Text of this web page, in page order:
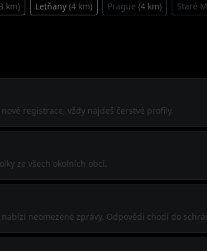
km) Letňany (4 km) Prague (4 km) Staré
registrace, vždy najdeš čerstvé profily.
ze všech okolních obcí.
neomezené zprávy. Odpovědi chodí do